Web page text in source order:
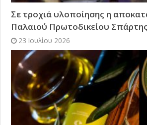
Σε τροχιά υλοποίησης η
Παλαιού Πρωτοδικείου Σπάρτης
23 Ιουλίου 2026